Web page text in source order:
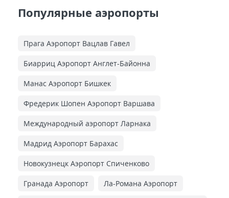
Популярные аэропорты
Прага Аэропорт Вацлав Гавел
Биарриц Аэропорт Англет-Байонна
Манас Аэропорт Бишкек
Фредерик Шопен Аэропорт Варшава
Международный аэропорт Ларнака
Мадрид Аэропорт Барахас
Новокузнецк Аэропорт Спиченково
Гранада Аэропорт Ла-Романа Аэропорт